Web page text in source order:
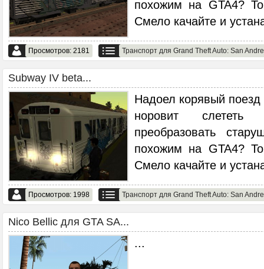
похожим на GTA4?
Смело качайте и
Просмотров: 2181 Транспорт для Grand Theft Auto: San
Subway IV beta...
Надоел корявый поезд
норовит
преобразовать
похожим на GTA4?
Смело качайте и
Просмотров: 1998 Транспорт для Grand Theft Auto: San
Nico Bellic для GTA SA...
...